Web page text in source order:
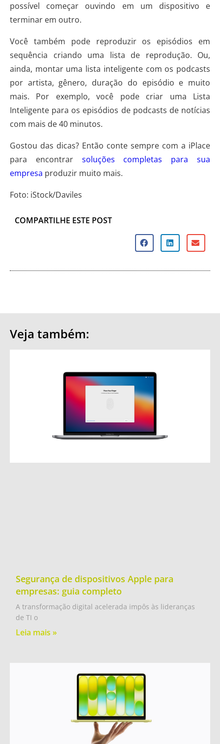
possível começar ouvindo em um dispositivo e
terminar em outro.
Você também pode reproduzir os episódios em
sequência criando uma lista de reprodução. Ou,
ainda, montar uma lista inteligente com os podcasts
por artista, gênero, duração do episódio e muito
mais. Por exemplo, você pode criar uma Lista
Inteligente para os episódios de podcasts de notícias
com mais de 40 minutos.
Gostou das dicas? Então conte sempre com a iPlace
para encontrar soluções completas para sua
empresa produzir muito mais.
Foto: iStock/Daviles
COMPARTILHE ESTE POST
Veja também:
Segurança de dispositivos Apple para
empresas: guia completo
A transformação digital acelerada impôs às lideranças
de TI o
Leia mais »